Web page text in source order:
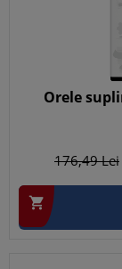
Orele
176,49Lei
